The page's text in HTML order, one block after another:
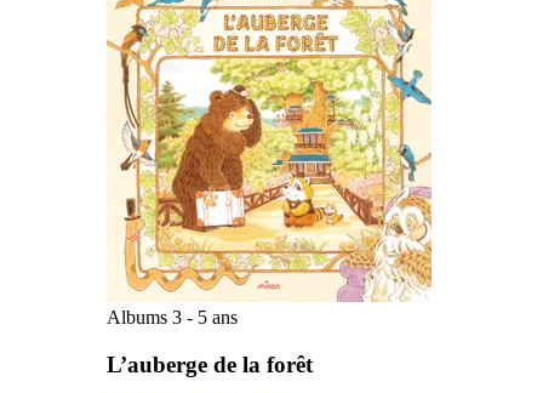
Albums 3 - 5 ans
L’auberge de la forêt